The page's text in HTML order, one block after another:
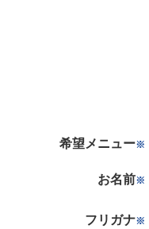
希望メニュー※
お名前※
フリガナ※